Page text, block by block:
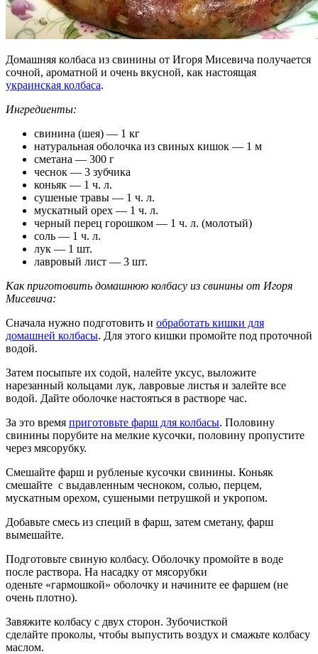
Домашняя колбаса из свинины от Игоря Мисевича получается
сочной, ароматной и очень вкусной, как настоящая
украинская колбаса.
Ингредиенты:
свинина (шея) — 1 кг
натуральная оболочка из свиных кишок — 1 м
сметана — 300 г
чеснок — 3 зубчика
коньяк — 1 ч. л.
сушеные травы — 1 ч. л.
мускатный орех — 1 ч. л.
черный перец горошком — 1 ч. л. (молотый)
соль — 1 ч. л.
лук — 1 шт.
лавровый лист — 3 шт.
Как приготовить домашнюю колбасу из свинины от Игоря
Мисевича:
Сначала нужно подготовить и обработать кишки для
домашней колбасы. Для этого кишки промойте под проточной
водой.
Затем посыпьте их содой, налейте уксус, выложите
нарезанный кольцами лук, лавровые листья и залейте все
водой. Дайте оболочке настояться в растворе час.
За это время приготовьте фарш для колбасы. Половину
свинины порубите на мелкие кусочки, половину пропустите
через мясорубку.
Смешайте фарш и рубленые кусочки свинины. Коньяк
смешайте с выдавленным чесноком, солью, перцем,
мускатным орехом, сушеными петрушкой и укропом.
Добавьте смесь из специй в фарш, затем сметану, фарш
вымешайте.
Подготовьте свиную колбасу. Оболочку промойте в воде
после раствора. На насадку от мясорубки
оденьте «гармошкой» оболочку и начините ее фаршем (не
очень плотно).
Завяжите колбасу с двух сторон. Зубочисткой
сделайте проколы, чтобы выпустить воздух и смажьте колбасу
маслом.